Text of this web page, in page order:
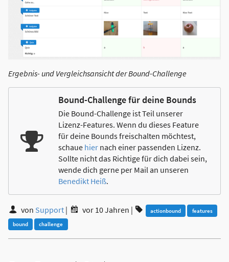
Ergebnis- und Vergleichsansicht der Bound-Challenge
Bound-Challenge für deine Bounds
Die Bound-Challenge ist Teil unserer
Lizenz-Features. Wenn du dieses Feature
für deine Bounds freischalten möchtest,
schaue hiernach einer passenden Lizenz.
Sollte nicht das Richtige für dich dabei sein,
wende dich gerne per Mail an unseren
Benedikt Heiß.
von Support | vor 10 Jahren | actionbound
features
bound
challenge